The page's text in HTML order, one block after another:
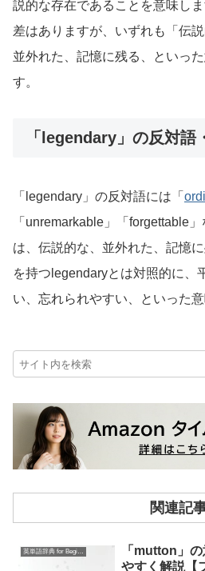
説的な存在であることを意味し
差はありますが、いずれも「伝
並外れた、記憶に残る、といっ
す。
「legendary」の反対語
「legendary」の反対語には「
「unremarkable」「forgettable
は、伝説的な、並外れた、記憶
を持つlegendaryとは対照的に、
い、忘れられやすい、といった意
関連記
英単語辞典 for Beginners
「mutton」
やすく解説【